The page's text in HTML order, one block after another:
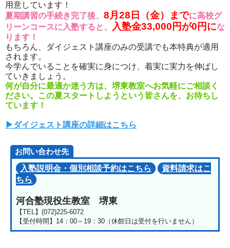
用意しています！
夏期講習の手続き完了後、 8月28日（金）までに高校グ
リーンコースに入塾すると、
入塾金33,000円が0円にな
ります！
もちろん、ダイジェスト講座のみの受講でも本特典が適用
されます。
今学んでいることを確実に身につけ、着実に実力を伸ばし
ていきましょう。
何が自分に最適か迷う方は、堺東教室へお気軽にご相談く
ださい。この夏スタートしようという皆さんを、お待ちし
ています！
▶ダイジェスト講座の詳細はこちら
お問い合わせ先
入塾説明会・個別相談予約はこちら
資料請求はこ
ちら
河合塾現役生教室 堺東
【TEL】(072)225-6072
【受付時間】14：00～19：30（休館日は受付を行いません）